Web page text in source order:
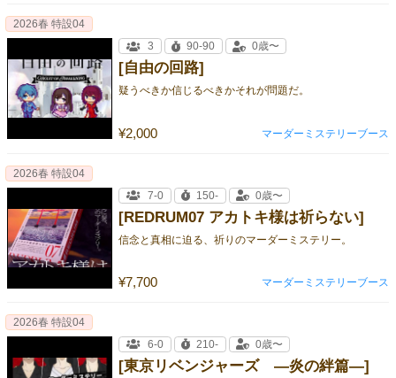
[自由の回路]
疑うべきか信じるべきかそれが問題だ。
¥2,000
2026春 特設04
3
90-90 0歳〜
マーダーミステリーブース
[REDRUM07 アカトキ様は祈らない]
信念と真相に迫る、祈りのマーダーミステリー。
¥7,700
2026春 特設04
7-0
150- 0歳〜
マーダーミステリーブース
[東京リベンジャーズ ―炎の絆篇―]
2026春 特設04
6-0
210- 0歳〜